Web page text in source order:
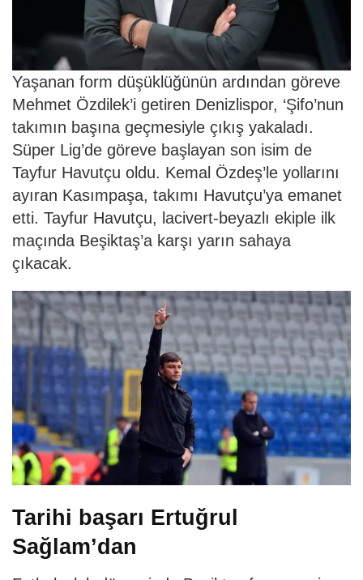
Yaşanan form düşüklüğünün ardından göreve
Mehmet Özdilek’i getiren Denizlispor, ‘Şifo’nun
takımın başına geçmesiyle çıkış yakaladı.
Süper Lig’de göreve başlayan son isim de
Tayfur Havutçu oldu. Kemal Özdeş’le yollarını
ayıran Kasımpaşa, takımı Havutçu’ya emanet
etti. Tayfur Havutçu, lacivert-beyazlı ekiple ilk
maçında Beşiktaş’a karşı yarın sahaya
çıkacak.
Tarihi başarı Ertuğrul
Sağlam’dan